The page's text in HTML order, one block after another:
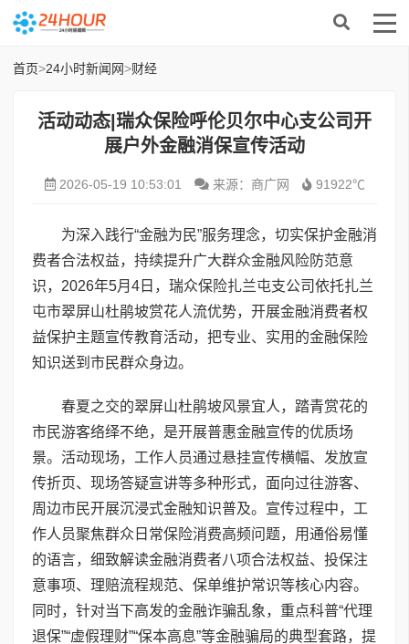
首页>24小时新闻网>财经
活动动态|瑞众保险呼伦贝尔中心支公司开
展户外金融消保宣传活动
2026-05-19 10:53:01 来源：商广网 91922℃
为深入践行“金融为民”服务理念，切实保护金融消
费者合法权益，持续提升广大群众金融风险防范意
识，2026年5月4日，瑞众保险扎兰屯支公司依托扎兰
屯市翠屏山杜鹃坡赏花人流优势，开展金融消费者权
益保护主题宣传教育活动，把专业、实用的金融保险
知识送到市民群众身边。
春夏之交的翠屏山杜鹃坡风景宜人，踏青赏花的
市民游客络绎不绝，是开展普惠金融宣传的优质场
景。活动现场，工作人员通过悬挂宣传横幅、发放宣
传折页、现场答疑宣讲等多种形式，面向过往游客、
周边市民开展沉浸式金融知识普及。宣传过程中，工
作人员聚焦群众日常保险消费高频问题，用通俗易懂
的语言，细致解读金融消费者八项合法权益、投保注
意事项、理赔流程规范、保单维护常识等核心内容。
同时，针对当下高发的金融诈骗乱象，重点科普“代理
退保”“虚假理财”“保本高息”等金融骗局的典型套路，提